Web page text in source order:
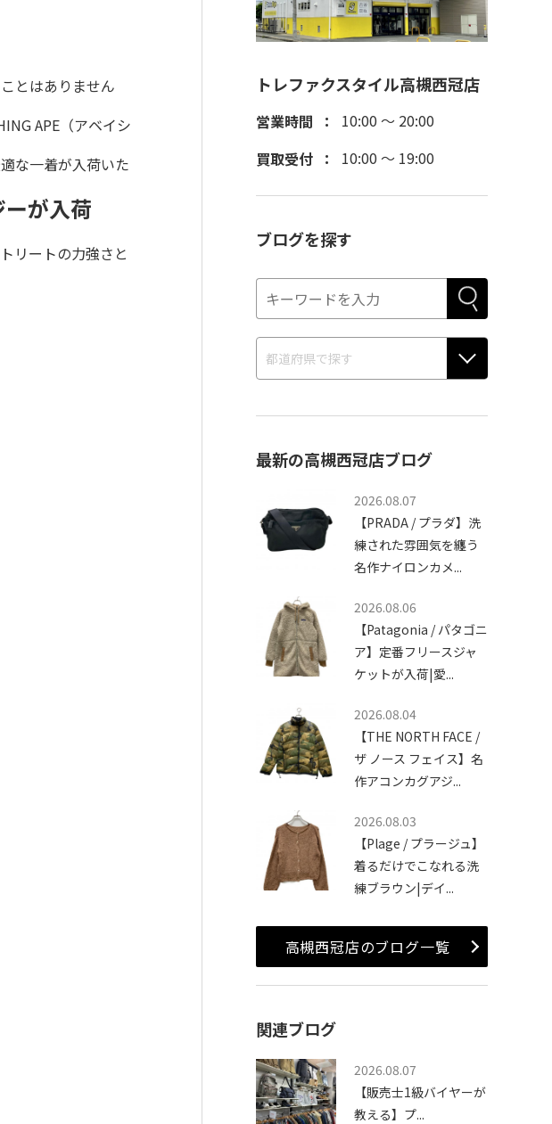
とはありません
APE（アベイシ
な一着が入荷いた
が入荷
リートの力強さと
トレファクスタイル高槻西冠店
営業時間
10:00 ～ 20:00
買取受付
10:00 ～ 19:00
ブログを探す
最新の高槻西冠店ブログ
2026.08.07
【PRADA / プラダ】洗
練された雰囲気を纏う
名作ナイロンカメ...
2026.08.06
【Patagonia / パタゴニ
ア】定番フリースジャ
ケットが入荷|愛...
2026.08.04
【THE NORTH FACE /
ザ ノース フェイス】名
作アコンカグアジ...
2026.08.03
【Plage / プラージュ】
着るだけでこなれる洗
練ブラウン|デイ...
高槻西冠店のブログ一覧
関連ブログ
2026.08.07
【販売士1級バイヤーが
教える】プ...